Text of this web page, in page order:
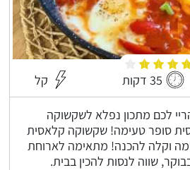
35 דקות קל
לכם מתכון נפלא לשקשוקה
סופר טעימה! שקשוקה קלאסית
וקלה להכנה! מתאימה לארוחת
שווה לנסות להכין בבית.